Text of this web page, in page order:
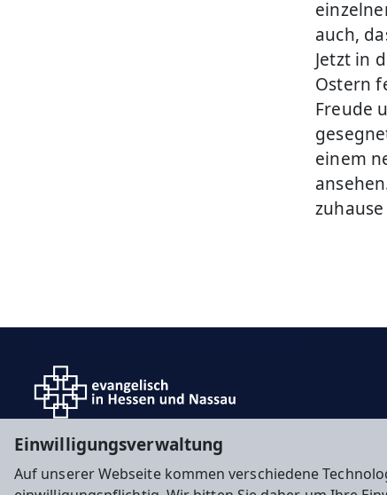
Einwilligungsverwaltung
Auf unserer Webseite kommen verschiedene
auch,
Jetzt in
Ostern
Freude
einem